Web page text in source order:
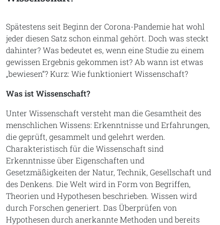
Spätestens seit Beginn der Corona-Pandemie hat wohl
jeder diesen Satz schon einmal gehört. Doch was steckt
dahinter? Was bedeutet es, wenn eine Studie zu einem
gewissen Ergebnis gekommen ist? Ab wann ist etwas
„bewiesen“? Kurz: Wie funktioniert Wissenschaft?
Was ist Wissenschaft?
Unter Wissenschaft versteht man die Gesamtheit des
menschlichen Wissens: Erkenntnisse und Erfahrungen,
die geprüft, gesammelt und gelehrt werden.
Charakteristisch für die Wissenschaft sind
Erkenntnisse über Eigenschaften und
Gesetzmäßigkeiten der Natur, Technik, Gesellschaft und
des Denkens. Die Welt wird in Form von Begriffen,
Theorien und Hypothesen beschrieben. Wissen wird
durch Forschen generiert. Das Überprüfen von
Hypothesen durch anerkannte Methoden und bereits